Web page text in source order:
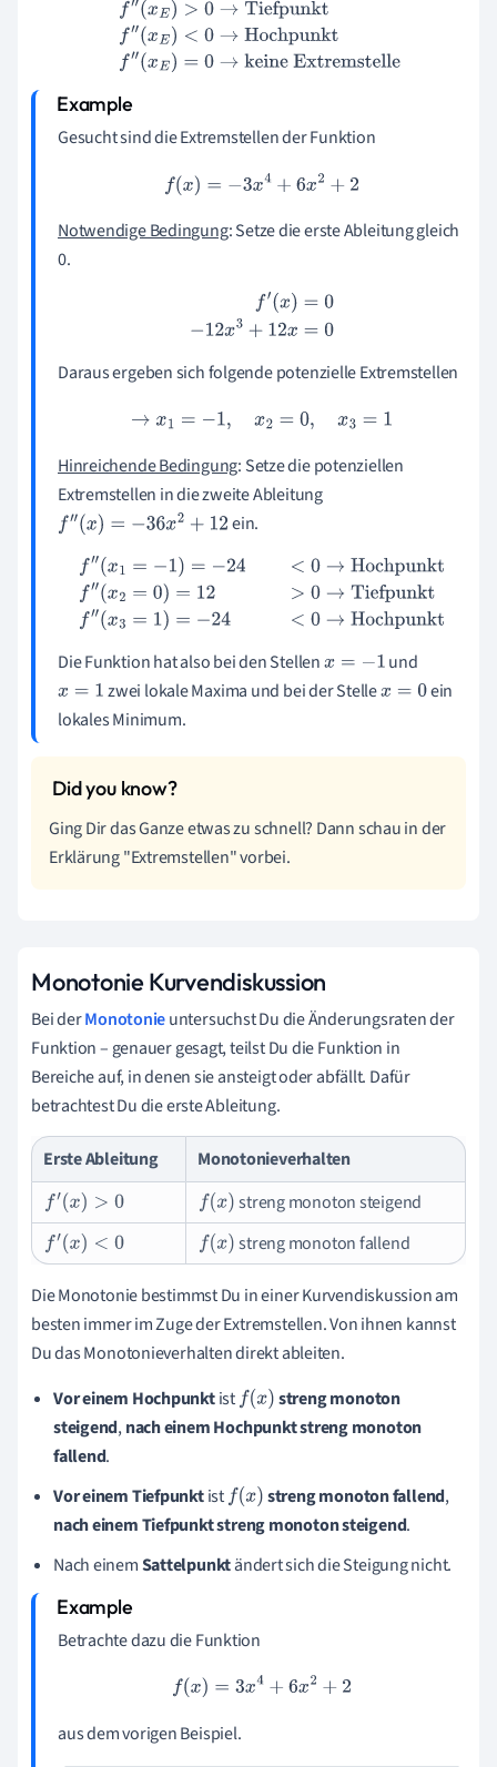
→Tiefpunkt f″( xE) <0→Hochpunkt
Extremstelle
Gesucht sind die Extremstellen der Funktion
f(x =−3x4+6x 2+2
Notwendige Bedingung: Setze die erste Ableitung gleich
0.
12x3+12x= 0
Daraus ergeben sich folgende potenzielle Extremstellen
→x1= ,x2=0,x3=
Hinreichende Bedingung: Setze die potenziellen
Extremstellen in die zweite Ableitung
f″(x)=− 36x 2+12
ein.
x1=−1) =−24<0→ Hochpunkt x2=0) =12>0→Tiefpunkt
( x3=1)= Hochpunkt
Die Funktion hat also bei den Stellenx= −1
und
x= 1 zwei lokale Maxima und bei der Stellex= 0
ein
lokales Minimum.
Ging Dir das Ganze etwas zu schnell? Dann schau in der
Erklärung "Extremstellen" vorbei.
Monotonie Kurvendiskussion
Bei derMonotonieuntersuchst Du die Änderungsraten der
Funktion – genauer gesagt, teilst Du die Funktion in
Bereiche auf, in denen sie ansteigt oder abfällt. Dafür
betrachtest Du die erste Ableitung.
Erste Ableitung
Monotonieverhalten
f′(x)>0 f(x)
streng monoton steigend
f′(x)<0 f(x) streng monoton fallend
Die Monotonie bestimmst Du in einer Kurvendiskussion am
besten immer im Zuge der Extremstellen. Von ihnen kannst
Du das Monotonieverhalten direkt ableiten.
Vor einem Hochpunktistf(x)
streng monoton
steigend,nach einem Hochpunktstrengmonoton
fallend.
Vor einem Tiefpunktistf(x) streng monoton fallend,
nach einem Tiefpunktstreng monoton steigend.
Nach einemSattelpunktändert sich die Steigung nicht.
Betrachte dazu die Funktion
(x) =3x4 +6x2+2
aus dem vorigen Beispiel.